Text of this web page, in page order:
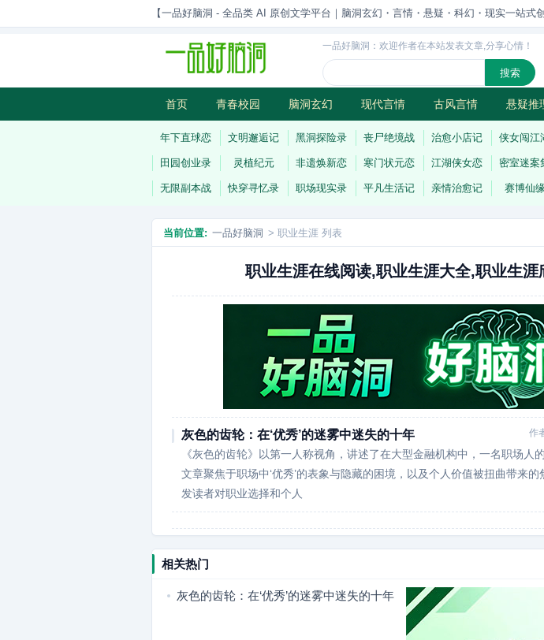
【一品好脑洞 - 全品类 AI 原创文学平台｜脑洞玄幻・言情・悬疑・科幻・现实一站式
一品好脑洞：欢迎作者在本站发表文章,分享心情！
首页 青春校园 脑洞玄幻 现代言情 古风言情 悬疑推
历史权谋 武侠江湖 灵异志怪 连载
年下直球恋 文明邂逅记 黑洞探险录 丧尸绝境战 治愈小店记 侠女闯江
田园创业录 灵植纪元 非遗焕新恋 寒门状元恋 江湖侠女恋 密室迷案
无限副本战 快穿寻忆录 职场现实录 平凡生活记 亲情治愈记 赛博仙
当前位置: 一品好脑洞 > 职业生涯 列表
职业生涯在线阅读,职业生涯大全,职业生涯
灰色的齿轮：在‘优秀’的迷雾中迷失的十年 作
《灰色的齿轮》以第一人称视角，讲述了在大型金融机构中，一名职场人
文章聚焦于职场中‘优秀’的表象与隐藏的困境，以及个人价值被扭曲带来的
发读者对职业选择和个人
相关热门
灰色的齿轮：在‘优秀’的迷雾中迷失的十年